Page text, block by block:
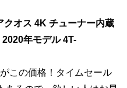
クオス 4K チューナー内蔵
年モデル 4T-
この価格！タイムセール